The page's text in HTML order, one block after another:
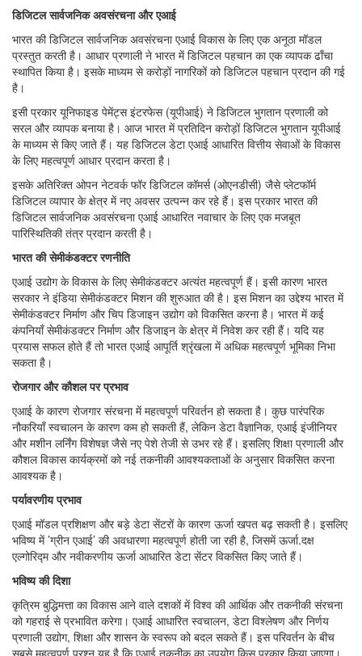
डिजिटल सार्वजनिक अवसंरचना और एआई
भारत की डिजिटल सार्वजनिक अवसंरचना एआई विकास के लिए एक अनूठा मॉडल
प्रस्तुत करती है। आधार प्रणाली ने भारत में डिजिटल पहचान का एक व्यापक ढाँचा
स्थापित किया है। इसके माध्यम से करोड़ों नागरिकों को डिजिटल पहचान प्रदान की गई
है।
इसी प्रकार यूनिफाइड पेमेंट्स इंटरफेस (यूपीआई) ने डिजिटल भुगतान प्रणाली को
सरल और व्यापक बनाया है। आज भारत में प्रतिदिन करोड़ों डिजिटल भुगतान यूपीआई
के माध्यम से किए जाते हैं। यह डिजिटल डेटा एआई आधारित वित्तीय सेवाओं के विकास
के लिए महत्वपूर्ण आधार प्रदान करता है।
इसके अतिरिक्त ओपन नेटवर्क फॉर डिजिटल कॉमर्स (ओएनडीसी) जैसे प्लेटफॉर्म
डिजिटल व्यापार के क्षेत्र में नए अवसर उत्पन्न कर रहे हैं। इस प्रकार भारत की
डिजिटल सार्वजनिक अवसंरचना एआई आधारित नवाचार के लिए एक मजबूत
पारिस्थितिकी तंत्र प्रदान करती है।
भारत की सेमीकंडक्टर रणनीति
एआई उद्योग के विकास के लिए सेमीकंडक्टर अत्यंत महत्वपूर्ण हैं। इसी कारण भारत
सरकार ने इंडिया सेमीकंडक्टर मिशन की शुरुआत की है। इस मिशन का उद्देश्य भारत में
सेमीकंडक्टर निर्माण और चिप डिजाइन उद्योग को विकसित करना है। भारत में कई
कंपनियाँ सेमीकंडक्टर निर्माण और डिजाइन के क्षेत्र में निवेश कर रही हैं। यदि यह
प्रयास सफल होते हैं तो भारत एआई आपूर्ति श्रृंखला में अधिक महत्वपूर्ण भूमिका निभा
सकता है।
रोजगार और कौशल पर प्रभाव
एआई के कारण रोजगार संरचना में महत्वपूर्ण परिवर्तन हो सकता है। कुछ पारंपरिक
नौकरियाँ स्वचालन के कारण कम हो सकती हैं, लेकिन डेटा वैज्ञानिक, एआई इंजीनियर
और मशीन लर्निंग विशेषज्ञ जैसे नए पेशे तेजी से उभर रहे हैं। इसलिए शिक्षा प्रणाली और
कौशल विकास कार्यक्रमों को नई तकनीकी आवश्यकताओं के अनुसार विकसित करना
आवश्यक है।
पर्यावरणीय प्रभाव
एआई मॉडल प्रशिक्षण और बड़े डेटा सेंटरों के कारण ऊर्जा खपत बढ़ सकती है। इसलिए
भविष्य में ’ग्रीन एआई’ की अवधारणा महत्वपूर्ण होती जा रही है, जिसमें ऊर्जा.दक्ष
एल्गोरिद्म और नवीकरणीय ऊर्जा आधारित डेटा सेंटर विकसित किए जाते हैं।
भविष्य की दिशा
कृत्रिम बुद्धिमत्ता का विकास आने वाले दशकों में विश्व की आर्थिक और तकनीकी संरचना
को गहराई से प्रभावित करेगा। एआई आधारित स्वचालन, डेटा विश्लेषण और निर्णय
प्रणाली उद्योग, शिक्षा और शासन के स्वरूप को बदल सकते हैं। इस परिवर्तन के बीच